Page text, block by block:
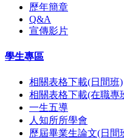
歷年簡章
Q&A
宣傳影片
學生專區
相關表格下載(日間班)
相關表格下載(在職專
一生五導
人知所所學會
歷屆畢業生論文(日間